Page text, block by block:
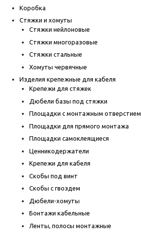
Коробка
Стяжки и хомуты
Стяжки нейлоновые
Стяжки многоразовые
Стяжки стальные
Хомуты червячные
Изделия крепежные для кабеля
Крепежи для стяжек
Дюбели базы под стяжки
Площадки с монтажным отверстием
Площадки для прямого монтажа
Площадки самоклеящиеся
Ценникодержатели
Крепежи для кабеля
Скобы под винт
Скобы с гвоздем
Дюбели-хомуты
Бонтажи кабельные
Ленты, полосы монтажные